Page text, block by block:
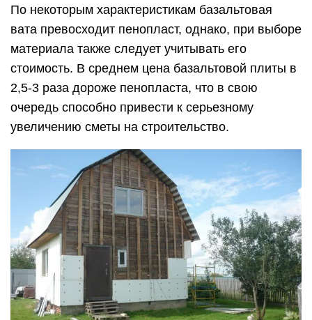
По некоторым характеристикам базальтовая
вата превосходит пенопласт, однако, при выборе
материала также следует учитывать его
стоимость. В среднем цена базальтовой плиты в
2,5-3 раза дороже пенопласта, что в свою
очередь способно привести к серьезному
увеличению сметы на строительство.